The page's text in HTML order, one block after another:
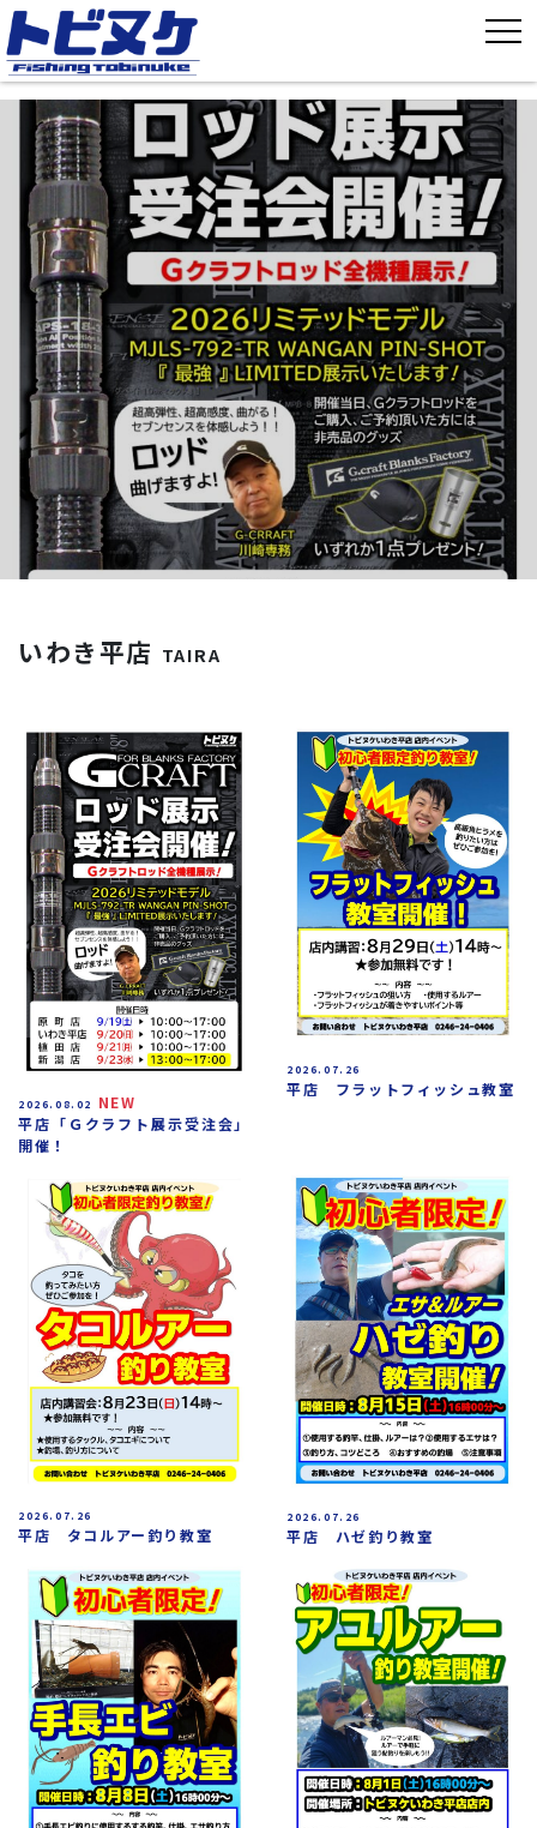
いわき平店 TAIRA
2026.08.02
NEW
平店「Ｇクラフト展示受注会」
開催！
2026.07.26
平店 フラットフィッシュ教室
2026.07.26
平店 タコルアー釣り教室
2026.07.26
平店 ハゼ釣り教室